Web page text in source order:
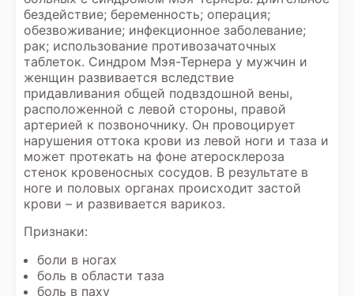
бездействие; беременность; операция;
обезвоживание; инфекционное заболевание;
рак; использование противозачаточных
таблеток. Синдром Мэя-Тернера у мужчин и
женщин развивается вследствие
придавливания общей подвздошной вены,
расположенной с левой стороны, правой
артерией к позвоночнику. Он провоцирует
нарушения оттока крови из левой ноги и таза и
может протекать на фоне атеросклероза
стенок кровеносных сосудов. В результате в
ноге и половых органах происходит застой
крови – и развивается варикоз.
Признаки:
боли в ногах
боль в области таза
боль в паху